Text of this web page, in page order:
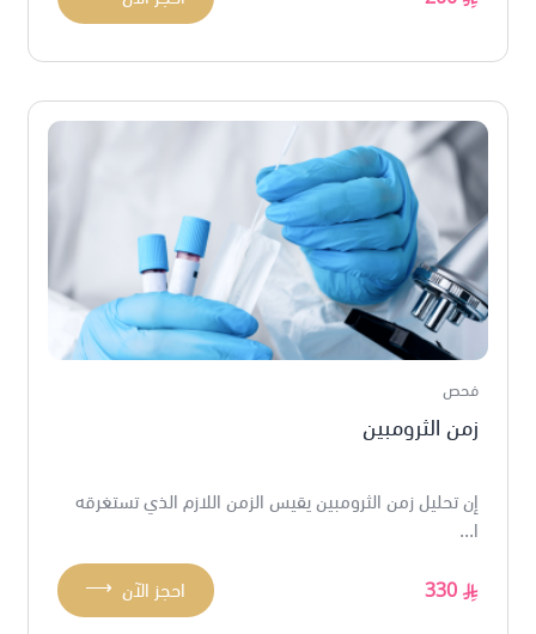
فحص
زمن الثرومبين
إن تحليل زمن الثرومبين يقيس الزمن اللازم الذي تستغرقه
ا...
330
⟶ احجز الآن